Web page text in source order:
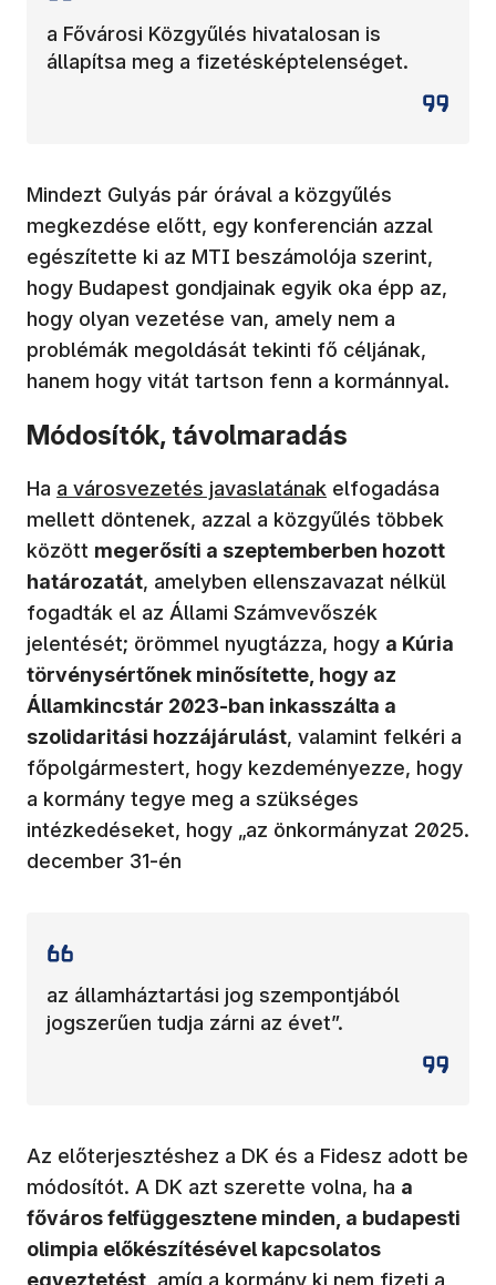
a Fővárosi Közgyűlés hivatalosan is
állapítsa meg a fizetésképtelenséget.
Mindezt Gulyás pár órával a közgyűlés
megkezdése előtt, egy konferencián azzal
egészítette ki az MTI beszámolója szerint,
hogy Budapest gondjainak egyik oka épp az,
hogy olyan vezetése van, amely nem a
problémák megoldását tekinti fő céljának,
hanem hogy vitát tartson fenn a kormánnyal.
Módosítók, távolmaradás
Ha a városvezetés javaslatának elfogadása
mellett döntenek, azzal a közgyűlés többek
között megerősíti a szeptemberben hozott
határozatát, amelyben ellenszavazat nélkül
fogadták el az Állami Számvevőszék
jelentését; örömmel nyugtázza, hogy a Kúria
törvénysértőnek minősítette, hogy az
Államkincstár 2023-ban inkasszálta a
szolidaritási hozzájárulást, valamint felkéri a
főpolgármestert, hogy kezdeményezze, hogy
a kormány tegye meg a szükséges
intézkedéseket, hogy „az önkormányzat 2025.
december 31-én
az államháztartási jog szempontjából
jogszerűen tudja zárni az évet”.
Az előterjesztéshez a DK és a Fidesz adott be
módosítót. A DK azt szerette volna, ha a
főváros felfüggesztene minden, a budapesti
olimpia előkészítésével kapcsolatos